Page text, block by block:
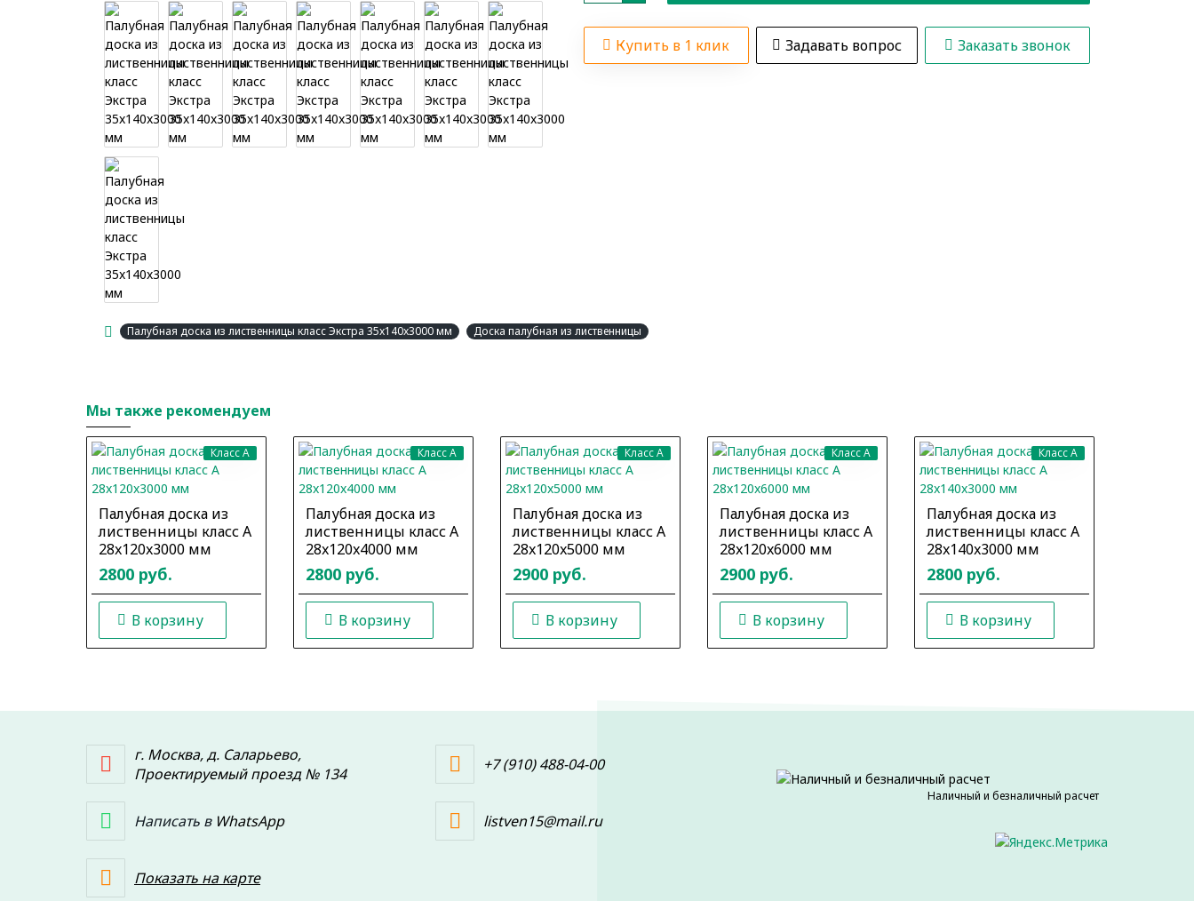
Купить в 1 клик Задавать вопрос Заказать звонок
Палубная доска из лиственницы класс Экстра 35x140x3000 мм Доска палубная из лиственницы
Мы также рекомендуем
Класс A
Палубная доска из
лиственницы класс А
28x120x3000 мм
2800 руб.
В корзину
Класс A
Палубная доска из
лиственницы класс А
28x120x4000 мм
2800 руб.
В корзину
Класс A
Палубная доска из
лиственницы класс А
28x120x5000 мм
2900 руб.
В корзину
Класс A
Палубная доска из
лиственницы класс А
28x120x6000 мм
2900 руб.
В корзину
Класс A
Палубная доска из
лиственницы класс А
28x140x3000 мм
2800 руб.
В корзину
г. Москва, д. Саларьево,
Проектируемый проезд № 134
+7 (910) 488-04-00
Написать в WhatsApp listven15@mail.ru
Показать на карте
Наличный и безналичный расчет